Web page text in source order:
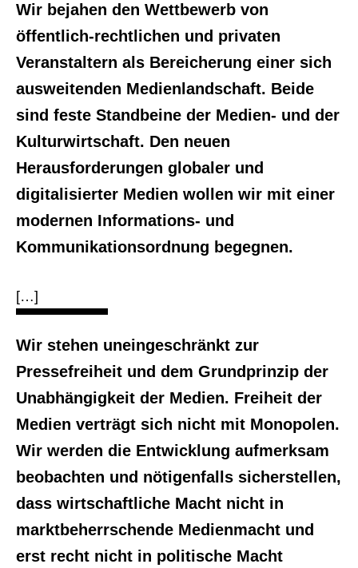
Wir bejahen den Wettbewerb von
öffentlich-rechtlichen und privaten
Veranstaltern als Bereicherung einer sich
ausweitenden Medienlandschaft. Beide
sind feste Standbeine der Medien- und der
Kulturwirtschaft. Den neuen
Herausforderungen globaler und
digitalisierter Medien wollen wir mit einer
modernen Informations- und
Kommunikationsordnung begegnen.
[…]
Wir stehen uneingeschränkt zur
Pressefreiheit und dem Grundprinzip der
Unabhängigkeit der Medien. Freiheit der
Medien verträgt sich nicht mit Monopolen.
Wir werden die Entwicklung aufmerksam
beobachten und nötigenfalls sicherstellen,
dass wirtschaftliche Macht nicht in
marktbeherrschende Medienmacht und
erst recht nicht in politische Macht